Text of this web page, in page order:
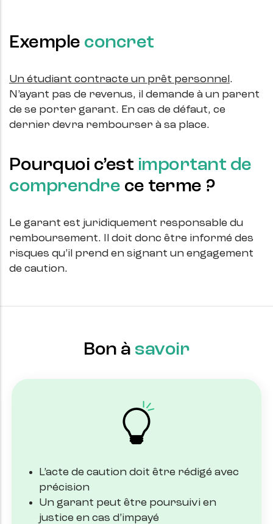
Exemple concret
Un étudiant contracte un prêt personnel .
N’ayant pas de revenus, il demande à un parent
de se porter garant. En cas de défaut, ce
dernier devra rembourser à sa place.
Pourquoi c’est important de
comprendre ce terme ?
Le garant est juridiquement responsable du
remboursement. Il doit donc être informé des
risques qu’il prend en signant un engagement
de caution.
Bon à savoir
L’acte de caution doit être rédigé avec
précision
Un garant peut être poursuivi en
justice en cas d’impayé